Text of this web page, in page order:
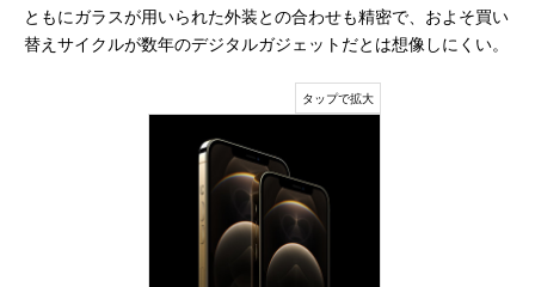
ともにガラスが用いられた外装との合わせも精密で、およそ買い
替えサイクルが数年のデジタルガジェットだとは想像しにくい。